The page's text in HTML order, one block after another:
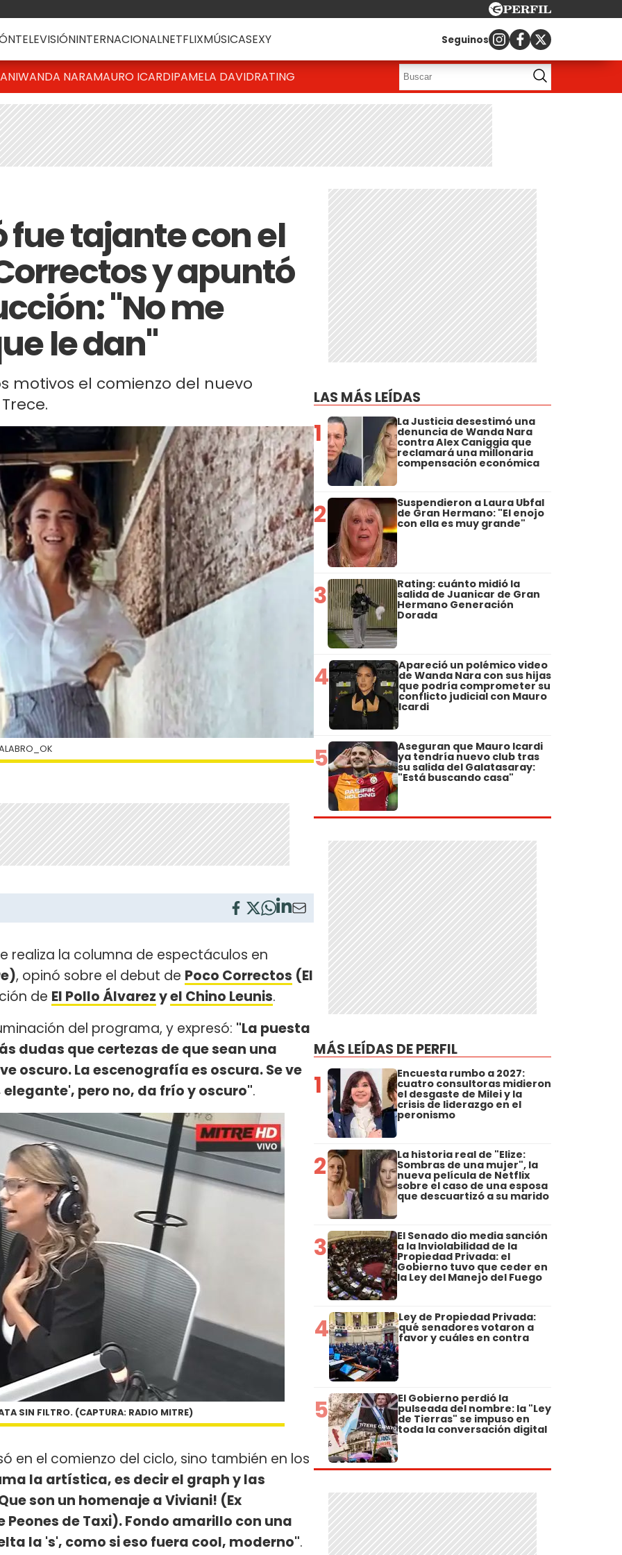
TELEVISIÓNINTERNACIONALNETFLIXMÚSICASEXY Seguinos
WANDA NARAMAURO ICARDIPAMELA DAVIDRATING
tajante con el
y apuntó
"No me
le dan"
motivos el comienzo del nuevo
realiza la columna de espectáculos en
, opinó sobre el debut de Poco Correctos (El
de El Pollo Álvarezyel Chino Leunis.
del programa, y expresó: "La puesta
dudas que certezas de que sean una
oscuro. La escenografía es oscura. Se ve
pero no, da frío y oscuro".
SIN FILTRO. (CAPTURA: RADIO MITRE)
en el comienzo del ciclo, sino también en los
la artística, es decir el graph y las
son un homenaje a Viviani! (Ex
de Taxi). Fondo amarillo con una
la 's', como si eso fuera cool, moderno".
LAS MÁS LEÍDAS
1 La Justicia desestimó una
denuncia de Wanda Nara
contra Alex Caniggia que
reclamará una millonaria
compensación económica
2 Suspendieron a Laura Ubfal
de Gran Hermano: "El enojo
con ella es muy grande"
3 Rating: cuánto midió la
salida de Juanicar de Gran
Hermano Generación
Dorada
4 Apareció un polémico video
de Wanda Nara con sus hijas
que podría comprometer su
conflicto judicial con Mauro
Icardi
5 Aseguran que Mauro Icardi
ya tendría nuevo club tras
su salida del Galatasaray:
"Está buscando casa"
MÁS LEÍDAS DE PERFIL
1 Encuesta rumbo a 2027:
cuatro consultoras midieron
el desgaste de Milei y la
crisis de liderazgo en el
peronismo
2 La historia real de "Elize:
Sombras de una mujer", la
nueva película de Netflix
sobre el caso de una esposa
que descuartizó a su marido
3 El Senado dio media sanción
a la Inviolabilidad de la
Propiedad Privada: el
Gobierno tuvo que ceder en
la Ley del Manejo del Fuego
4 Ley de Propiedad Privada:
qué senadores votaron a
favor y cuáles en contra
5 El Gobierno perdió la
pulseada del nombre: la "Ley
de Tierras" se impuso en
toda la conversación digital